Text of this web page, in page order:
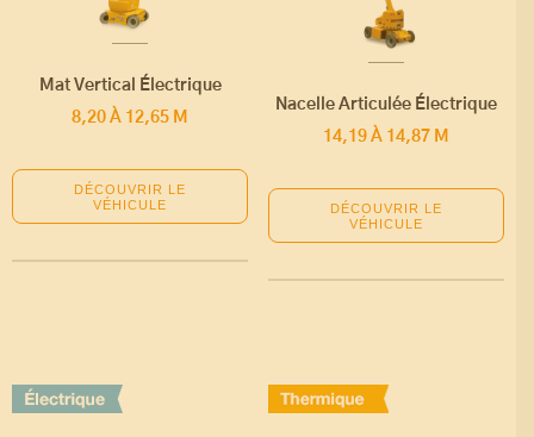
Mat Vertical Électrique
8,20 À 12,65 M
Nacelle Articulée Électrique
14,19 À 14,87 M